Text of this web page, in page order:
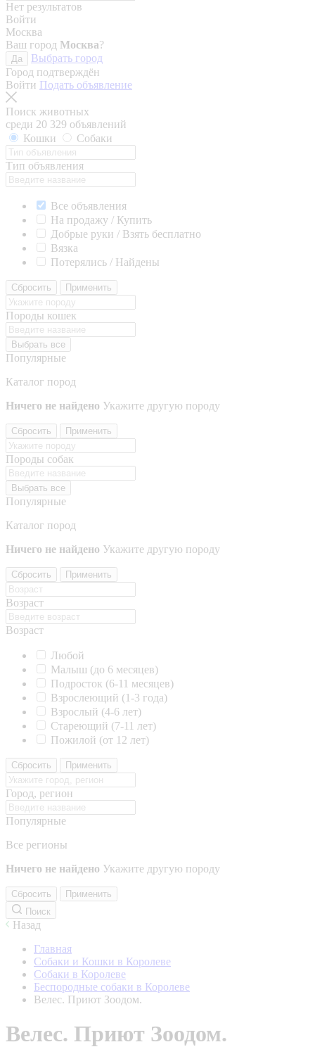
Нет результатов
Войти
Москва
Ваш город Москва?
Да
Выбрать город
Город подтверждён
Войти Подать объявление
Поиск животных
среди 20 329 объявлений
Кошки
Собаки
Тип объявления
Все объявления
На продажу / Купить
Добрые руки / Взять бесплатно
Вязка
Потерялись / Найдены
Сбросить Применить
Породы кошек
Выбрать все
Популярные
Каталог пород
Ничего не найдено Укажите другую породу
Сбросить Применить
Породы собак
Выбрать все
Популярные
Каталог пород
Ничего не найдено Укажите другую породу
Сбросить Применить
Возраст
Возраст
Любой
Малыш (до 6 месяцев)
Подросток (6-11 месяцев)
Взрослеющий (1-3 года)
Взрослый (4-6 лет)
Стареющий (7-11 лет)
Пожилой (от 12 лет)
Сбросить Применить
Город, регион
Популярные
Все регионы
Ничего не найдено Укажите другую породу
Сбросить
Применить
Поиск
Назад
Главная
Собаки и Кошки в Королеве
Собаки в Королеве
Беспородные собаки в Королеве
Велес. Приют Зоодом.
Велес. Приют Зоодом.